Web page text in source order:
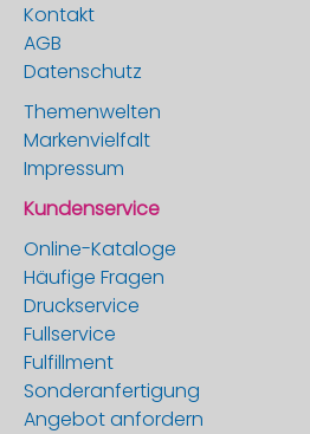
Kontakt
AGB
Datenschutz
Themenwelten
Markenvielfalt
Impressum
Kundenservice
Online-Kataloge
Häufige Fragen
Druckservice
Fullservice
Fulfillment
Sonderanfertigung
Angebot anfordern